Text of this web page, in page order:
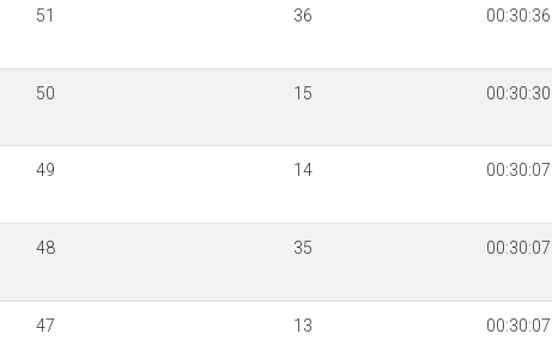
51 36 00:30:36
50 15 00:30:30
49 14 00:30:07
48 35 00:30:07
47 13 00:30:07